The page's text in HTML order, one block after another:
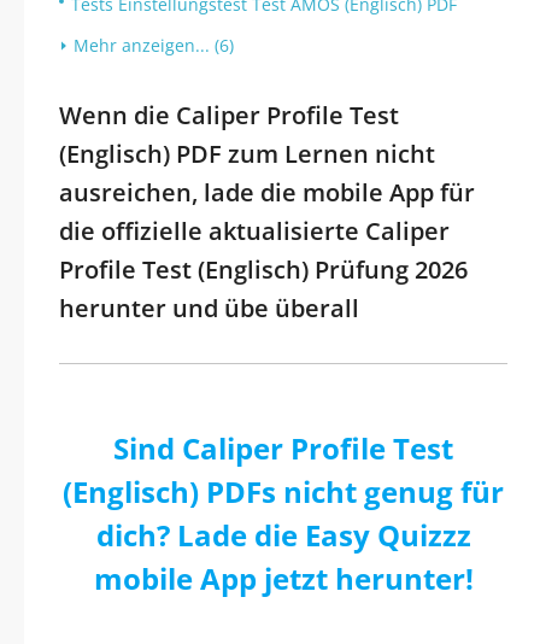
Mehr anzeigen... (6)
Wenn die Caliper Profile Test
(Englisch) PDF zum Lernen nicht
ausreichen, lade die mobile App für
die offizielle aktualisierte Caliper
Profile Test (Englisch) Prüfung 2026
herunter und übe überall
Sind Caliper Profile Test
(Englisch) PDFs nicht genug für
dich? Lade die Easy Quizzz
mobile App jetzt herunter!